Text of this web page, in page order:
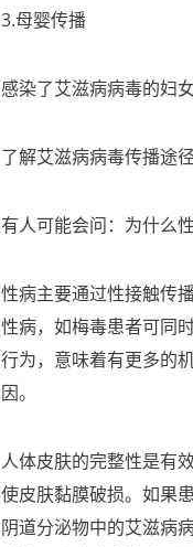
3.母婴传播
感染了艾滋病病毒的妇
了解艾滋病病毒传播途
有人可能会问：为什么
性病主要通过性接触传
性病，如梅毒患者可同
行为，意味着有更多的
因。
人体皮肤的完整性是有
使皮肤黏膜破损。如果
阴道分泌物中的艾滋病